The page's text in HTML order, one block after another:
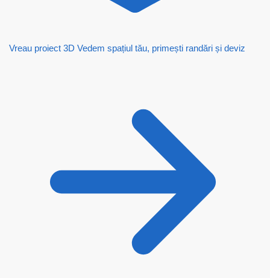
Vreau proiect 3D Vedem spațiul tău, primești randări și deviz